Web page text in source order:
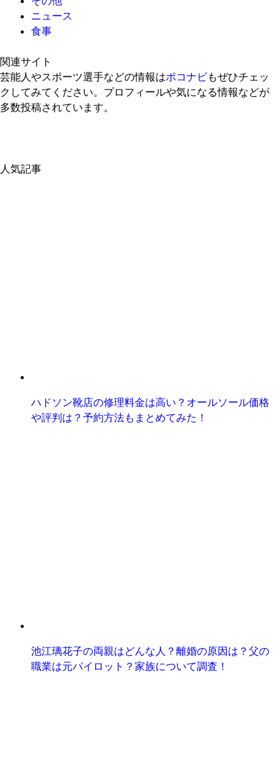
ニュース
食事
関連サイト
芸能人やスポーツ選手などの情報はポコナビもぜひチェッ
クしてみてください。プロフィールや気になる情報などが
多数投稿されています。
人気記事
ハドソン靴店の修理料金は高い？オールソール価格
や評判は？予約方法もまとめてみた！
池江璃花子の両親はどんな人？離婚の原因は？父の
職業は元パイロット？家族について調査！